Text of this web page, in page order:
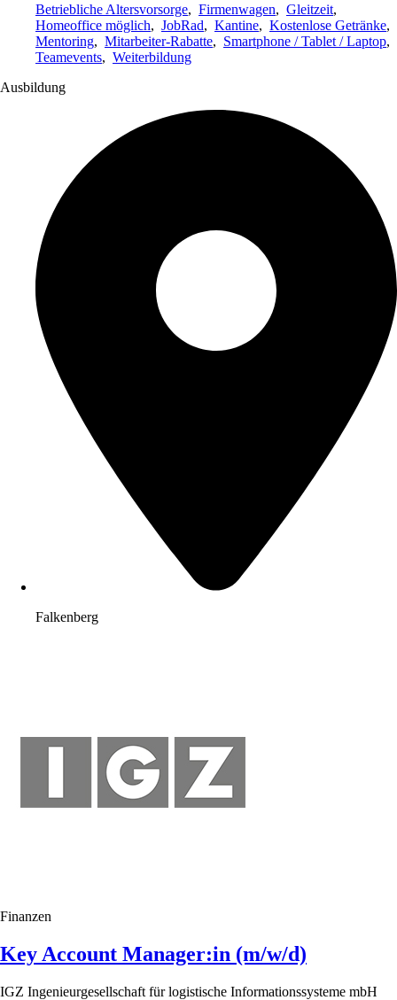
Betriebliche Altersvorsorge, Firmenwagen, Gleitzeit,
Homeoffice möglich, JobRad, Kantine, Kostenlose Getränke,
Mentoring, Mitarbeiter-Rabatte, Smartphone / Tablet / Laptop,
Teamevents, Weiterbildung
Ausbildung
Falkenberg
Finanzen
Key Account Manager:in (m/w/d)
IGZ Ingenieurgesellschaft für logistische Informationssysteme mbH